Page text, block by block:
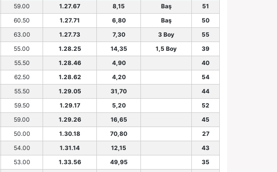
59.00 1.27.67 8,15 Baş
51
60.50 1.27.71 6,80 Baş
50
63.00 1.27.73 7,30 3 Boy
55
55.00 1.28.25 14,35 1,5 Boy
39
55.50 1.28.46 4,90
40
62.50 1.28.62 4,20
54
55.50 1.29.05 31,70
44
59.50 1.29.17 5,20
52
59.00 1.29.26 16,65
45
50.00 1.30.18 70,80
27
54.00 1.31.14 12,15
43
53.00 1.33.56 49,95
35